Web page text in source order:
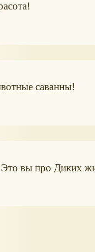
саванны!
вы про Диких